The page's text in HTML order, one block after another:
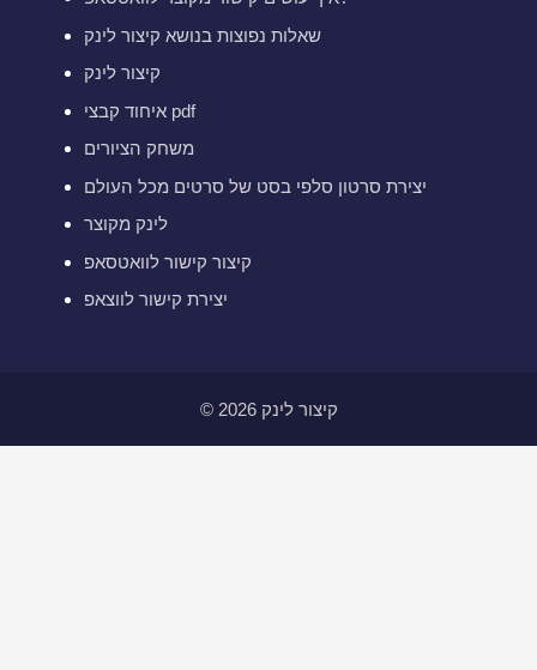
שאלות נפוצות בנושא קיצור לינק
קיצור לינק
איחוד קבצי pdf
משחק הציורים
יצירת סרטון סלפי בסט של סרטים מכל העולם
לינק מקוצר
קיצור קישור לוואטסאפ
יצירת קישור לווצאפ
© 2026 קיצור לינק